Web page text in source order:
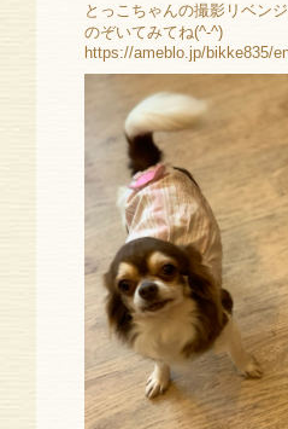
とっこちゃんの撮影リベンジ
のぞいてみてね(^-^)
https://ameblo.jp/bikke835/